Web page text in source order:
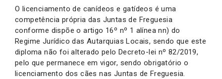
O licenciamento de canídeos e gatídeos é uma
competência própria das Juntas de Freguesia
conforme dispõe o artigo 16º nº 1 alínea nn) do
Regime Jurídico das Autarquias Locais, sendo que este
diploma não foi alterado pelo Decreto-lei nº 82/2019,
pelo que permanece em vigor, sendo obrigatório o
licenciamento dos cães nas Juntas de Freguesia.